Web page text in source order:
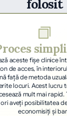
folosit
aceste fişe clinice
de acces, în
faţă de metoda
locuri. Acest lucru
mult mai rapid.
aveţi posibilitatea
economisiţi şi